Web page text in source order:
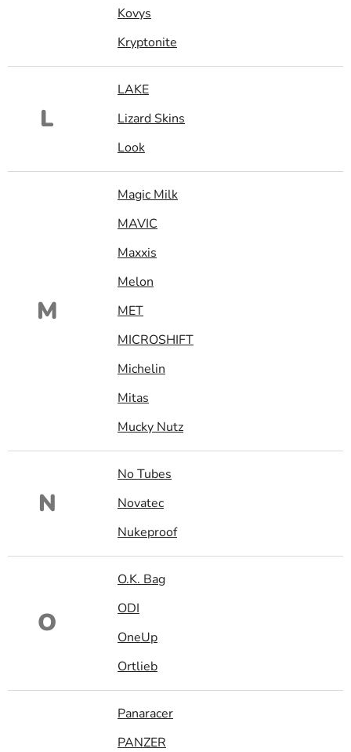
Kovys
Kryptonite
L
LAKE
Lizard Skins
Look
M
Magic Milk
MAVIC
Maxxis
Melon
MET
MICROSHIFT
Michelin
Mitas
Mucky Nutz
N
No Tubes
Novatec
Nukeproof
O
O.K. Bag
ODI
OneUp
Ortlieb
Panaracer
PANZER